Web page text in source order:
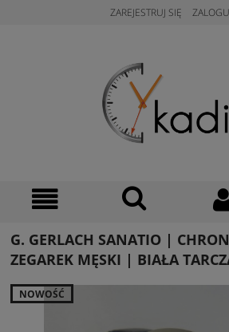
ZAREJESTRUJ SIĘ
G. GERLACH SANATIO |
ZEGAREK MĘSKI | BIAŁA
NOWOŚĆ